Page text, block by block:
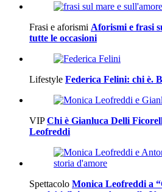
Frasi e aforismi Aforismi e frasi
tutte le occasioni
Lifestyle Federica Felini: chi è.
VIP Chi è Gianluca Delli
Leofreddi
Spettacolo Monica Leofreddi a